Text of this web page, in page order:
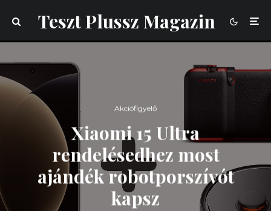
Teszt Plussz Magazin
Akciófigyelő
Xiaomi 15 Ultra
rendelésedhez most
ajándék robotporszívót
kapsz